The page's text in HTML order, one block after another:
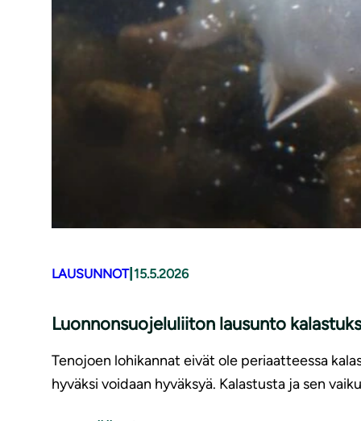
LAUSUNNOT| 15.5.2026
Luonnonsuojeluliiton lausunto
Tenojoen lohikannat eivät ole periaatteessa
hyväksi voidaan hyväksyä. Kalastusta ja sen